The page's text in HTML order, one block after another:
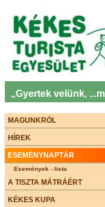
„Gyertek velünk,
MAGUNKRÓL
HÍREK
ESEMÉNYNAPTÁR
Események - lista
A TISZTA MÁTRÁÉRT
KÉKES KUPA